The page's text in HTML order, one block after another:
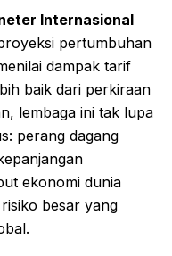
Internasional
pertumbuhan
dampak tarif
baik dari perkiraan
lembaga ini tak lupa
perang dagang
ekonomi dunia
besar yang